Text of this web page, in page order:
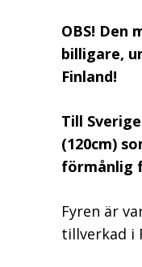
OBS! Den
billigare,
Finland!
Till
(120cm)
förmånlig
Fyren är
tillverkad i